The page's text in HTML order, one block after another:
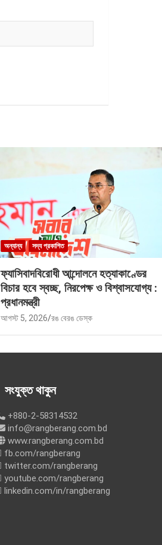
অন্যান্য সদ্য প্রকাশিত
ফ্যাসিবাদবিরোধী আন্দোলনে হত্যাকাণ্ডের
বিচার হবে স্বচ্ছ, নিরপেক্ষ ও বিশ্বাসযোগ্য :
প্রধানমন্ত্রী
আগস্ট 5, 2026 রঙ বেরঙ ডেস্ক
সংযুক্ত থাকুন
+880-2-58314532
info@rangberang.com.bd
www.rangberang.com.bd
fb.com/rangberang
twitter.com/rangberang
youtube.com/rangberang
linkedin.com/in/rangberang